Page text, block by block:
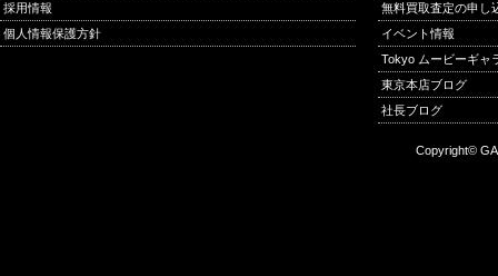
採用情報
個人情報保護方針
無料買取査定の申し
イベント情報
Tokyo ムービーギャ
東京本店ブログ
社長ブログ
Copyright©